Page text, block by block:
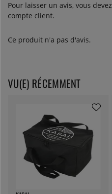
Pour laisser un avis, vous devez
compte client.
Ce produit n'a pas d'avis.
VU(E) RÉCEMMENT